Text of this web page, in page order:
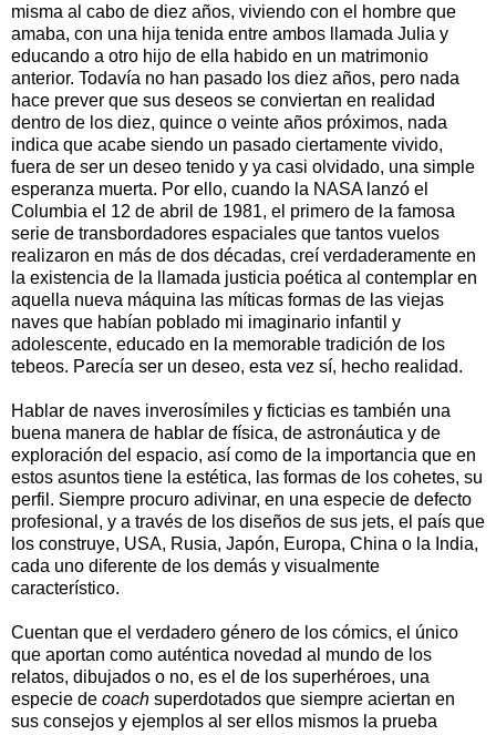
misma al cabo de diez años, viviendo con el hombre que
amaba, con una hija tenida entre ambos llamada Julia y
educando a otro hijo de ella habido en un matrimonio
anterior. Todavía no han pasado los diez años, pero nada
hace prever que sus deseos se conviertan en realidad
dentro de los diez, quince o veinte años próximos, nada
indica que acabe siendo un pasado ciertamente vivido,
fuera de ser un deseo tenido y ya casi olvidado, una simple
esperanza muerta. Por ello, cuando la NASAlanzó el
Columbia el 12 de abril de 1981, el primero de la famosa
serie de transbordadores espaciales que tantos vuelos
realizaron en más de dos décadas, creí verdaderamente en
la existencia de la llamada justicia poética al contemplar en
aquella nueva máquina las míticas formas de las viejas
naves que habían poblado mi imaginario infantil y
adolescente, educado en la memorable tradición de los
tebeos. Parecía ser un deseo, esta vez sí, hecho realidad.
Hablar de naves inverosímiles y ficticias es también una
buena manera de hablar de física, de astronáutica y de
exploración del espacio, así como de la importancia que en
estos asuntos tiene la estética, las formas de los cohetes, su
perfil. Siempre procuro adivinar, en una especie de defecto
profesional, y a través de los diseños de sus jets, el país que
los construye, USA, Rusia, Japón, Europa, China o la India,
cada uno diferente de los demás y visualmente
característico.
Cuentan que el verdadero género de los cómics, el único
que aportan como auténtica novedad al mundo de los
relatos, dibujados o no, es el de los superhéroes, una
especie de coach superdotados que siempre aciertan en
sus consejos y ejemplos al ser ellos mismos la prueba